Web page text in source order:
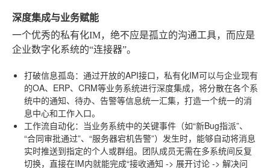
深度集成与业务赋能
一个优秀的私有化IM，绝不应是孤立的沟通工具，而应是
企业数字化系统的“连接器”。
打破信息孤岛：通过开放的API接口，私有化IM可以与企业现有
的OA、ERP、CRM等业务系统进行深度集成，将分散在各个系
统中的通知、待办、告警等信息统一汇集，打造一个统一的消
息中心和工作入口。
工作流自动化：当业务系统中的关键事件（如“新Bug指派”、
“合同审批通过”、“服务器宕机告警”）发生时，能够自动将消息
实时推送到指定的个人或群组。团队成员无需在多系统间反复
切换，直接在IM内就能完成“接收通知 -> 展开讨论 -> 解决问